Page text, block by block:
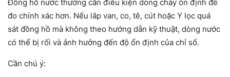
Đồng hồ nước thường cần điều kiện dòng chảy ổn định để
đo chính xác hơn. Nếu lắp van, co, tê, cút hoặc Y lọc quá
sát đồng hồ mà không theo hướng dẫn kỹ thuật, dòng nước
có thể bị rối và ảnh hưởng đến độ ổn định của chỉ số.
Cần chú ý: